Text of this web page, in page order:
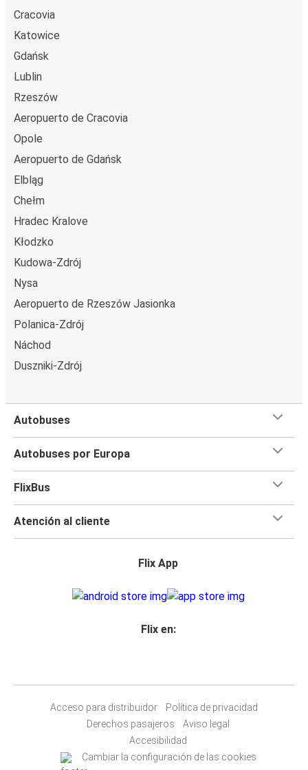
Cracovia
Katowice
Gdańsk
Lublin
Rzeszów
Aeropuerto de Cracovia
Opole
Aeropuerto de Gdańsk
Elbląg
Chełm
Hradec Kralove
Kłodzko
Kudowa-Zdrój
Nysa
Aeropuerto de Rzeszów Jasionka
Polanica-Zdrój
Náchod
Duszniki-Zdrój
Autobuses
Autobuses por Europa
FlixBus
Atención al cliente
Flix App
Flix en:
Acceso para distribuidor
Política de privacidad
Derechos pasajeros
Aviso legal
Accesibilidad
Cambiar la configuración de las cookies